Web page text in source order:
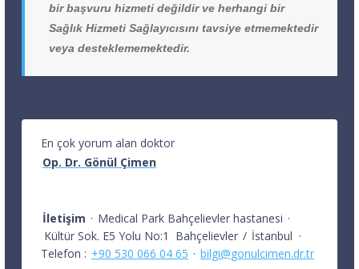
bir başvuru hizmeti değildir ve herhangi bir
Sağlık Hizmeti Sağlayıcısını tavsiye etmemektedir
veya desteklememektedir.
En çok yorum alan doktor
Op. Dr. Gönül Çimen
İletişim · Medical Park Bahçelievler hastanesi ·
Kültür Sok. E5 Yolu No:1
Bahçelievler / İstanbul ·
Telefon : +90 530 066 04 65 · bilgi@gonulcimen.dr.tr